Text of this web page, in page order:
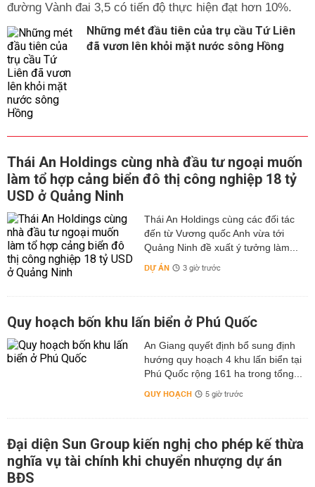
đường Vành đai 3,5 có tiến độ thực hiện đạt hơn 10%.
Những mét đầu tiên của trụ cầu Tứ Liên
đã vươn lên khỏi mặt nước sông Hồng
Thái An Holdings cùng nhà đầu tư ngoại muốn
làm tổ hợp cảng biển đô thị công nghiệp 18 tỷ
USD ở Quảng Ninh
Thái An Holdings cùng các đối tác
đến từ Vương quốc Anh vừa tới
Quảng Ninh đề xuất ý tưởng làm...
DỰ ÁN 3 giờ trước
Quy hoạch bốn khu lấn biển ở Phú Quốc
An Giang quyết định bổ sung định
hướng quy hoạch 4 khu lấn biển tại
Phú Quốc rộng 161 ha trong tổng...
QUY HOẠCH 5 giờ trước
Đại diện Sun Group kiến nghị cho phép kế thừa
nghĩa vụ tài chính khi chuyển nhượng dự án
BĐS